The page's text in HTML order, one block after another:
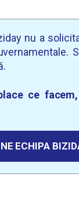
nu a
ce
ECHIPA